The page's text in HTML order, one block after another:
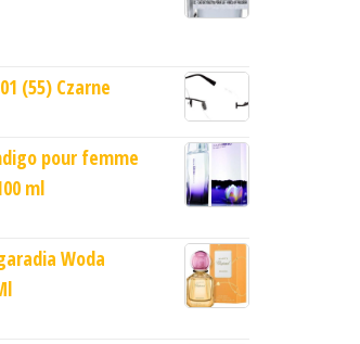
(55) Czarne
pour femme
ml
Woda